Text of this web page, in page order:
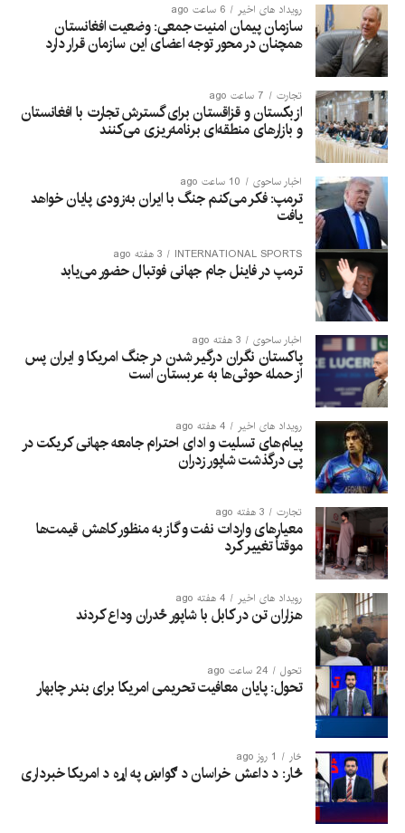
رویداد های اخیر 6 ساعت ago
سازمان پیمان امنیت جمعی: وضعیت افغانستان
همچنان در محور توجه اعضای این سازمان قرار دارد
تجارت 7 ساعت ago
ازبکستان و قزاقستان برای گسترش تجارت با افغانستان
و بازارهای منطقه‌ای برنامه‌ریزی می‌کنند
اخبار ساحوی 10 ساعت ago
ترمپ: فکر می‌کنم جنگ با ایران به‌زودی پایان خواهد
یافت
INTERNATIONAL SPORTS 3 هفته ago
ترمپ در فاینل جام جهانی فوتبال حضور می‌یابد
اخبار ساحوی 3 هفته ago
پاکستان نگران درگیر شدن در جنگ امریکا و ایران پس
از حمله حوثی‌ها به عربستان است
رویداد های اخیر 4 هفته ago
پیام‌های تسلیت و ادای احترام جامعه جهانی کریکت در
پی درگذشت شاپور زدران
تجارت 3 هفته ago
معیارهای واردات نفت و گاز به منظور کاهش قیمت‌ها
موقتاً تغییر کرد
رویداد های اخیر 4 هفته ago
هزاران تن در کابل با شاپور ځدران وداع کردند
تحول 24 ساعت ago
تحول: پایان معافیت تحریمی امریکا برای بندر چابهار
څار 1 روز ago
څار: د داعش خراسان د ګواښ په اړه د امریکا خبرداری